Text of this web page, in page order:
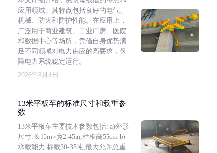
应用领域。其特点包括良好的电气、
机械、防火和防护性能。在应用上，
广泛用于商业建筑、工业厂房、医院
和数据中心等场所，凭借自身优势满
足不同领域对电力供应的高要求，保
障电力系统稳定运行。
2026年8月4日
13米平板车的标准尺寸和载重参
数
13米平板车主要技术参数包括: a)外形
尺寸:长13m×宽2.45m,栏板高55cm b)
承载能力:标载30-35吨,最大允许总重